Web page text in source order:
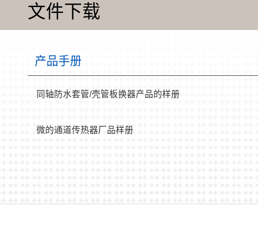
文件下载
产品手册
同轴防水套管/壳管板换器产品的样册
微的通道传热器厂品样册